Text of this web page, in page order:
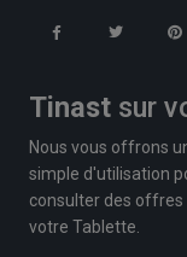
Tinast sur
Nous vous offrons
simple d'utilisation
consulter des offres
votre Tablette.